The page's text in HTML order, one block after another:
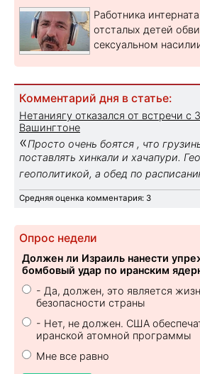
Работника
отсталых детей
сексуальном
Комментарий дня в статье:
Нетаниягу отказался от встречи с
Вашингтоне
«Просто очень боятся , что
поставлять хинкали и хачапури.
геополитикой, а обед по
Средняя оценка комментария: 3
Опрос недели
Должен ли Израиль нанести
бомбовый удар по иранским
- Да, должен, это является
безопасности страны
- Нет, не должен. США
иранской атомной программы
Мне все равно